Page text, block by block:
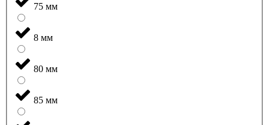
75 мм
8 мм
80 мм
85 мм